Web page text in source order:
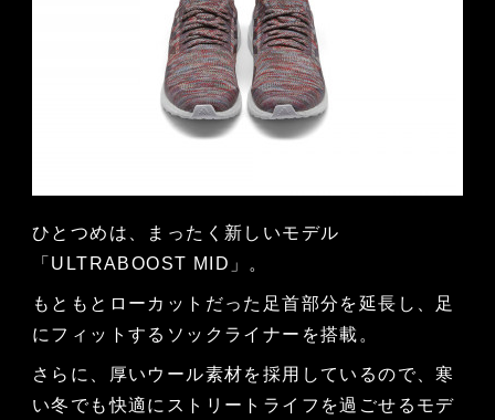
ひとつめは、まったく新しいモデル
「ULTRABOOST MID」。
もともとローカットだった足首部分を延長し、足
にフィットするソックライナーを搭載。
さらに、厚いウール素材を採用しているので、寒
い冬でも快適にストリートライフを過ごせるモデ